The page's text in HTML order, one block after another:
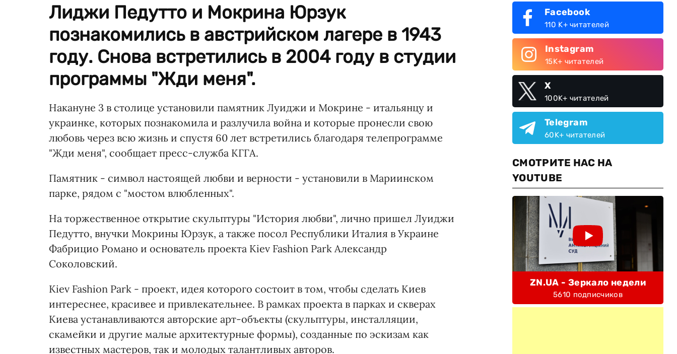
Лиджи Педутто и Мокрина Юрзук
познакомились в австрийском лагере в 1943
году. Снова встретились в 2004 году в студии
программы "Жди меня".
Накануне 3 в столице установили памятник Луиджи и Мокрине - итальянцу и
украинке, которых познакомила и разлучила война и которые пронесли свою
любовь через всю жизнь и спустя 60 лет встретились благодаря телепрограмме
"Жди меня", сообщает пресс-служба КГГА.
Памятник - символ настоящей любви и верности - установили в Мариинском
парке, рядом с "мостом влюбленных".
На торжественное открытие скульптуры "История любви", лично пришел Луиджи
Педутто, внучки Мокрины Юрзук, а также посол Республики Италия в Украине
Фабрицио Романо и основатель проекта Kiev Fashion Park Александр
Соколовский.
Kiev Fashion Park - проект, идея которого состоит в том, чтобы сделать Киев
интереснее, красивее и привлекательнее. В рамках проекта в парках и скверах
Киева устанавливаются авторские арт-объекты (скульптуры, инсталляции,
скамейки и другие малые архитектурные формы), созданные по эскизам как
известных мастеров, так и молодых талантливых авторов.
Facebook
110 K+ читателей
Instagram
15K+ читателей
X
100K+ читателей
Telegram
60K+ читателей
СМОТРИТЕ НАС НА
YOUTUBE
ZN.UA - Зеркало недели
5610 подписчиков